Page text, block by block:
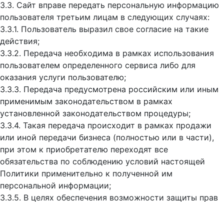
3.3. Сайт вправе передать персональную информацию
пользователя третьим лицам в следующих случаях:
3.3.1. Пользователь выразил свое согласие на такие
действия;
3.3.2. Передача необходима в рамках использования
пользователем определенного сервиса либо для
оказания услуги пользователю;
3.3.3. Передача предусмотрена российским или иным
применимым законодательством в рамках
установленной законодательством процедуры;
3.3.4. Такая передача происходит в рамках продажи
или иной передачи бизнеса (полностью или в части),
при этом к приобретателю переходят все
обязательства по соблюдению условий настоящей
Политики применительно к полученной им
персональной информации;
3.3.5. В целях обеспечения возможности защиты прав